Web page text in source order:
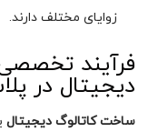
زوایای مختلف دارند.
فرآیند
دیجیتال در
ساخت کاتالوگ دیجیتال